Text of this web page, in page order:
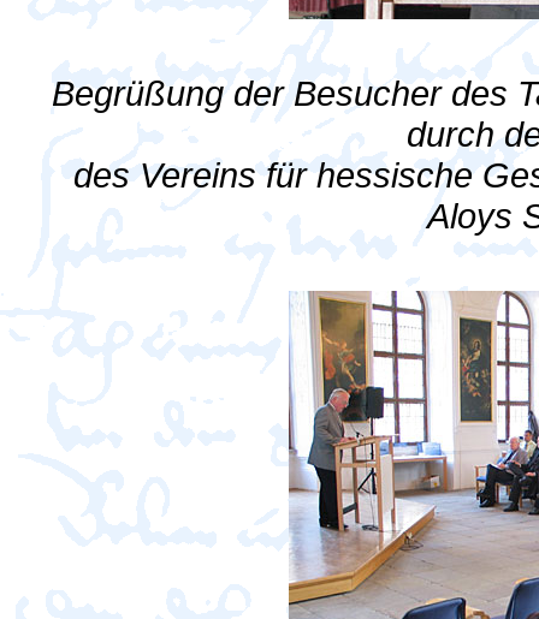
Begrüßung der Besucher des
durch
des Vereins für hessische
Aloys